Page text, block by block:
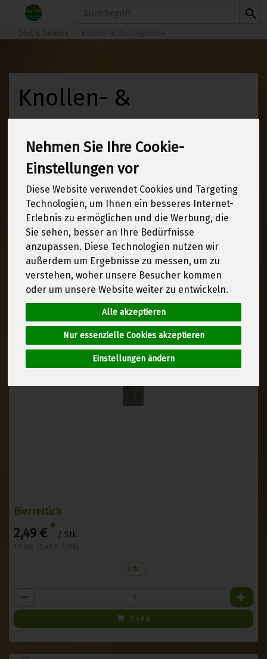
Nehmen Sie Ihre Cookie-
Einstellungen vor
Diese Website verwendet Cookies und Targeting
Technologien, um Ihnen ein besseres Internet-
Erlebnis zu ermöglichen und die Werbung, die
Sie sehen, besser an Ihre Bedürfnisse
anzupassen. Diese Technologien nutzen wir
außerdem um Ergebnisse zu messen, um zu
verstehen, woher unsere Besucher kommen
oder um unsere Website weiter zu entwickeln.
Alle akzeptieren
Nur essenzielle Cookies akzeptieren
Einstellungen ändern
Obst & Gemüse
Knollen- &
12
Hersteller Allergene
Bierrettich
2,49 € * / Stk.
Stk.
Anzahl
2,49 €